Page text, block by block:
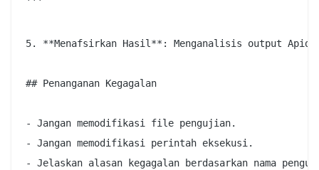
```
5. **Menafsirkan Hasil**: Menganalisis output
## Penanganan Kegagalan
- Jangan memodifikasi file pengujian.
- Jangan memodifikasi perintah eksekusi.